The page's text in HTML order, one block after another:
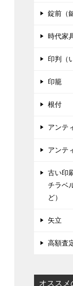
錠前（
時代家
印判（
印籠
根付
アンテ
アンテ
古い印
チラベ
ど）
矢立
高額査
オススメ